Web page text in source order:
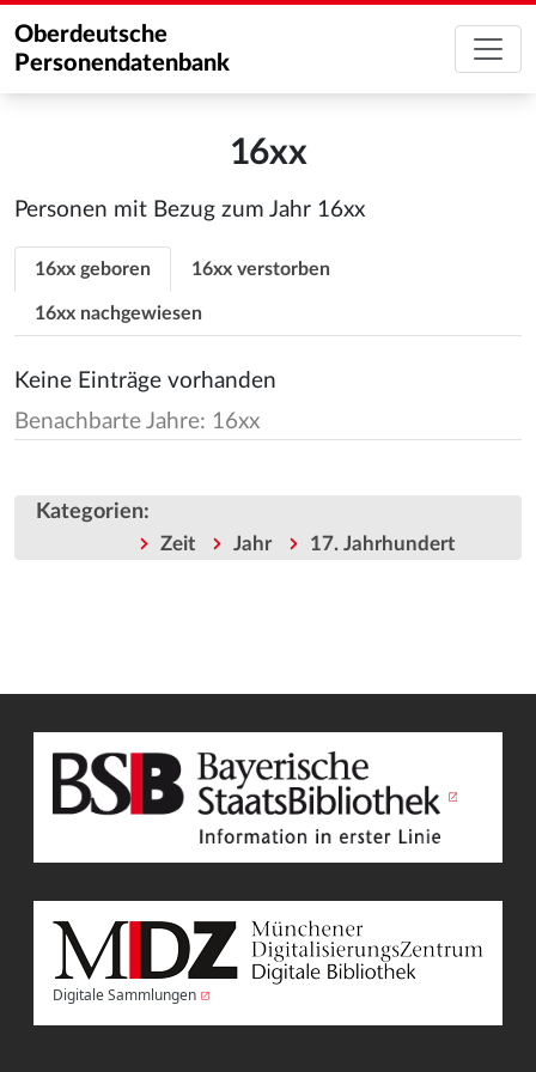
Oberdeutsche
Personendatenbank
16xx
Personen mit Bezug zum Jahr 16xx
16xx geboren 16xx verstorben
16xx nachgewiesen
Keine Einträge vorhanden
Benachbarte Jahre: 16xx
Kategorien:
Zeit Jahr 17. Jahrhundert
Digitale Sammlungen